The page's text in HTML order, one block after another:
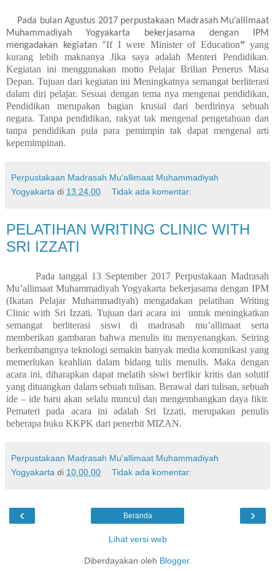
Pada bulan Agustus 2017 perpustakaan Madrasah Mu’allimaat
Muhammadiyah Yogyakarta bekerjasama dengan IPM
mengadakan kegiatan “If I were Minister of Education” yang
kurang lebih maknanya Jika saya adalah Menteri Pendidikan.
Kegiatan ini menggunakan motto Pelajar Brilian Penerus Masa
Depan. Tujuan dari kegiatan ini Meningkatnya semangat berliterasi
dalam diri pelajar. Sesuai dengan tema nya mengenai pendidikan,
Pendidikan merupakan bagian krusial dari berdirinya sebuah
negara. Tanpa pendidikan, rakyat tak mengenal pengetahuan dan
tanpa pendidikan pula para pemimpin tak dapat mengenal arti
kepemimpinan.
Perpustakaan Madrasah Mu'allimaat Muhammadiyah
Yogyakarta di 13.24.00 Tidak ada komentar:
PELATIHAN WRITING CLINIC WITH
SRI IZZATI
Pada tanggal 13 September 2017 Perpustakaan Madrasah
Mu’allimaat Muhammadiyah Yogyakarta bekerjasama dengan IPM
(Ikatan Pelajar Muhammadiyah) mengadakan pelatihan Writing
Clinic with Sri Izzati. Tujuan dari acara ini untuk meningkatkan
semangat berliterasi siswi di madrasah mu’allimaat serta
memberikan gambaran bahwa menulis itu menyenangkan. Seiring
berkembangnya teknologi semakin banyak media komunikasi yang
memerlukan keahlian dalam bidang tulis menulis. Maka dengan
acara ini, diharapkan dapat melatih siswi berfikir kritis dan solutif
yang dituangkan dalam sebuah tulisan. Berawal dari tulisan, sebuah
ide – ide baru akan selalu muncul dan mengembangkan daya fikir.
Pemateri pada acara ini adalah Sri Izzati, merupakan penulis
beberapa buku KKPK dari penerbit MIZAN.
Perpustakaan Madrasah Mu'allimaat Muhammadiyah
Yogyakarta di 10.00.00 Tidak ada komentar:
‹ ›
Beranda
Lihat versi web
Diberdayakan oleh Blogger.